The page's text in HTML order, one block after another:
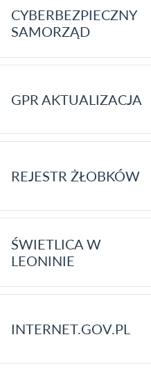
CYBERBEZPIECZNY
SAMORZĄD
GPR AKTUALIZACJA
REJESTR ŻŁOBKÓW
ŚWIETLICA W
LEONINIE
INTERNET.GOV.PL